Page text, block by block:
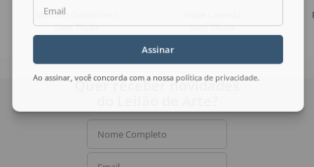
Marcelo Grassmann
Sem Título
Sem Título
Email
Assinar
Ao assinar, você concorda com a nossa política de privacidade.
Quer receber novidades
Nome Completo